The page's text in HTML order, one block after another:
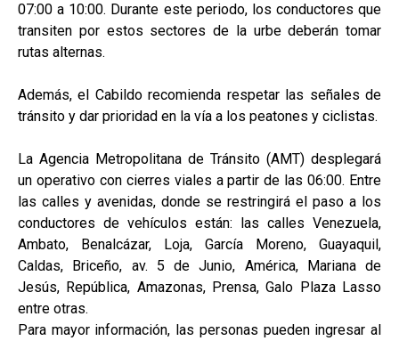
07:00 a 10:00. Durante este periodo, los conductores que
transiten por estos sectores de la urbe deberán tomar
rutas alternas.
Además, el Cabildo recomienda respetar las señales de
tránsito y dar prioridad en la vía a los peatones y ciclistas.
La Agencia Metropolitana de Tránsito (AMT) desplegará
un operativo con cierres viales a partir de las 06:00. Entre
las calles y avenidas, donde se restringirá el paso a los
conductores de vehículos están: las calles Venezuela,
Ambato, Benalcázar, Loja, García Moreno, Guayaquil,
Caldas, Briceño, av. 5 de Junio, América, Mariana de
Jesús, República, Amazonas, Prensa, Galo Plaza Lasso
entre otras.
Para mayor información, las personas pueden ingresar al